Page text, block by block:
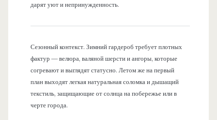
дарят уют и непринужденность.
Сезонный контекст. Зимний гардероб требует плотных
фактур — велюра, валяной шерсти и ангоры, которые
согревают и выглядят статусно. Летом же на первый
план выходят легкая натуральная соломка и дышащий
текстиль, защищающие от солнца на побережье или в
черте города.